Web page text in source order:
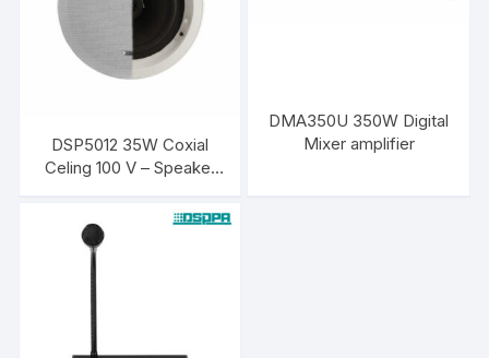
DSP5012 35W Coxial
Celing 100 V – Speaker
DMA350U 350W Digital
Mixer amplifier